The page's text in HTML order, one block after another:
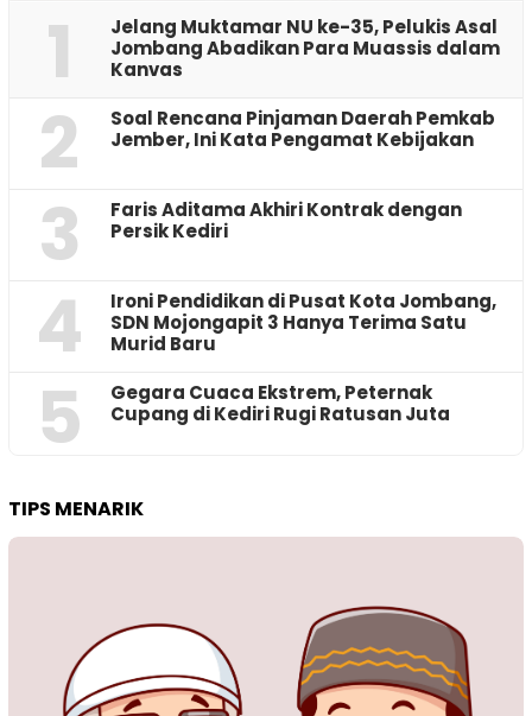
1
Jelang Muktamar NU ke-35, Pelukis Asal
Jombang Abadikan Para Muassis dalam
Kanvas
2
‎Soal Rencana Pinjaman Daerah Pemkab
Jember, Ini Kata Pengamat Kebijakan ‎
3
Faris Aditama Akhiri Kontrak dengan
Persik Kediri
4
Ironi Pendidikan di Pusat Kota Jombang,
SDN Mojongapit 3 Hanya Terima Satu
Murid Baru
5
‎Gegara Cuaca Ekstrem, Peternak
Cupang di Kediri Rugi Ratusan Juta
TIPS MENARIK